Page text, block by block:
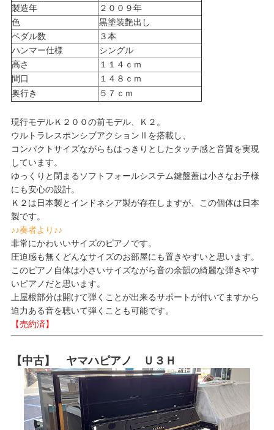
製造年
２００９年
色
黒塗装艶出し
ペダル数
３本
ハンマー仕様
シングル
高さ
１１４ｃｍ
間口
１４８ｃｍ
奥行き
５７ｃｍ
現行モデルＫ２００の前モデル、Ｋ２。
ウルトラレスポンシブアクションⅡを搭載し、
コンパクトサイズながらもはっきりとしたタッチ感と音質を実現
しています。
ゆっくりと閉まるソフトフォールシステム鍵盤蓋は小さなお子様
にも安心の設計。
Ｋ２は日本製とインドネシア製が存在しますが、この個体は日本
製です。
♪♪奏者より♪♪
非常にかわいいサイズのピアノです。
圧迫感も無くどんなサイズのお部屋にも置きやすいと思います。
このピアノ自体は小さいサイズながら音の余韻の綺麗な弾きやす
いピアノだと思います。
上屋根部分は開けて弾くことが出来るサポートが付いてますから
迫力ある音を聴いて弾くことも可能です。
【売約済】
【中古】 ヤマハピアノ Ｕ３Ｈ